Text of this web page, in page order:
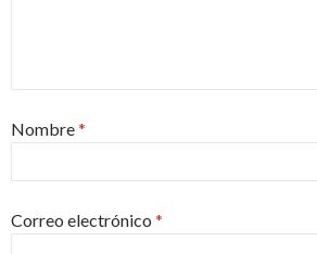
Nombre*
Correo electrónico *